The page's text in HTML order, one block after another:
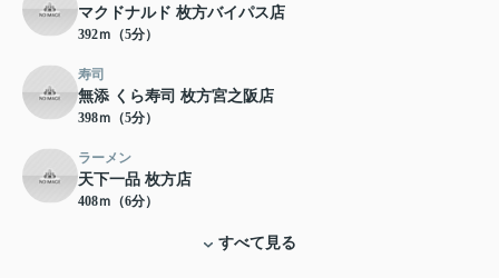
マクドナルド 枚方バイパス店
392ｍ（5分）
寿司
無添 くら寿司 枚方宮之阪店
398ｍ（5分）
ラーメン
天下一品 枚方店
408ｍ（6分）
すべて見る